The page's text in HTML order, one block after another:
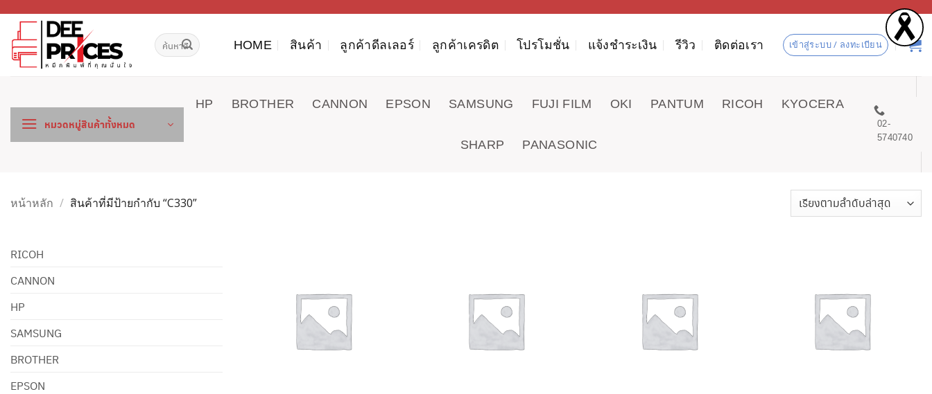
เนื้อหา
ค้นหา: HOME สินค้า ลูกค้าดีลเลอร์ ลูกค้าเครดิต โปรโมชั่น แจ้งชำระเงิน รีวิว ติดต่อเรา เข้าสู่ระบบ / ลงทะเบียน
หมวดหมู่สินค้าทั้งหมด
HP BROTHER CANNON EPSON SAMSUNG FUJI FILM OKI PANTUM RICOH KYOCERA
SHARP PANASONIC
02-
5740740
หน้าหลัก / สินค้าที่มีป้ายกำกับ “C330”
RICOH
CANNON
HP
SAMSUNG
BROTHER
EPSON